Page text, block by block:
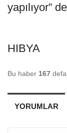
yapılıyor”
HIBYA
Bu haber 167
YORUMLAR